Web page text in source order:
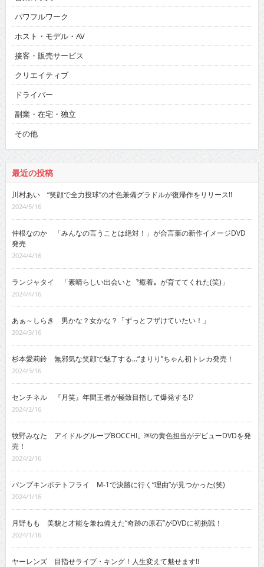
パワフルワーク
ホスト・モデル・AV
接客・販売サービス
クリエイティブ
ドライバー
副業・在宅・独立
その他
最近の投稿
川村あい “笑顔で全力投球”の才色兼備グラドルが復帰作をリリース!!
2024/5/16
仲根なのか 「みんなの言うことは絶対！」が合言葉の新作イメージDVD
発売
2024/4/16
ランジャタイ 「素晴らしい出会いと〝癒着〟が育ててくれた(笑)」
2024/4/16
あぁ～しらき 男かな？女かな？「ずっとフザけていたい！」
2024/3/16
杉本愛莉鈴 無邪気な笑顔で魅了する…“まりり”ちゃん初トレカ発売！
2024/3/16
センチネル 『月笑』年間王者が極致目指して爆発する!?
2024/2/16
牧野みなた アイドルグループBOCCHI。￼の黄色担当がデビューDVDを発
売！
2024/2/16
パンプキンポテトフライ M-1で決勝に行く“理由”が見つかった(笑)
2024/1/16
月野もも 美貌と才能を兼ね備えた“奇跡の原石”がDVDに初挑戦！
2024/1/16
ヤーレンズ 目指せライブ・キング！人生変えて魅せます!!